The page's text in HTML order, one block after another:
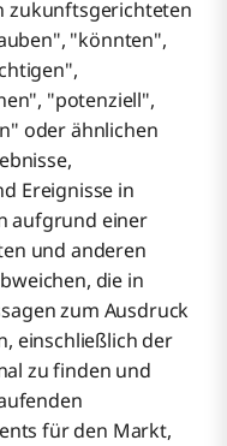
zukunftsgerichteten
"könnten",
"potenziell",
oder ähnlichen
Ereignisse in
aufgrund einer
und anderen
die in
zum Ausdruck
einschließlich der
zu finden und
für den Markt,